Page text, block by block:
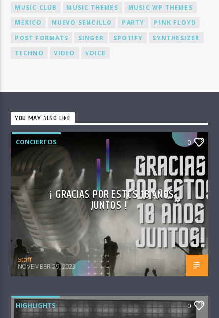
MUSIC CLUB MUSIC THEMES
MUSIC WP THEMES
MÉXICO
NUEVO SENCILLO PARTY
PINK FLOYD
POST FORMATS
SINGER SPOTIFY
SYNTHESIZER
TECHNO
VIDEO VOICE
YOU MAY ALSO LIKE
CONCIERTOS 0
¡ GRACIAS POR ESTOS 18 AÑOS
JUNTOS !
Staff
NOVEMBER 29, 2023
HIGHLIGHTS 0